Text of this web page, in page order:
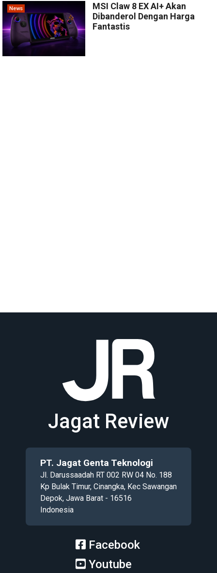
News
MSI Claw 8 EX AI+ Akan
Dibanderol Dengan Harga
Fantastis
Jagat Review
PT. Jagat Genta Teknologi
Jl. Darussaadah RT 002 RW 04 No. 188
Kp Bulak Timur, Cinangka, Kec Sawangan
Depok, Jawa Barat - 16516
Indonesia
Facebook
Youtube